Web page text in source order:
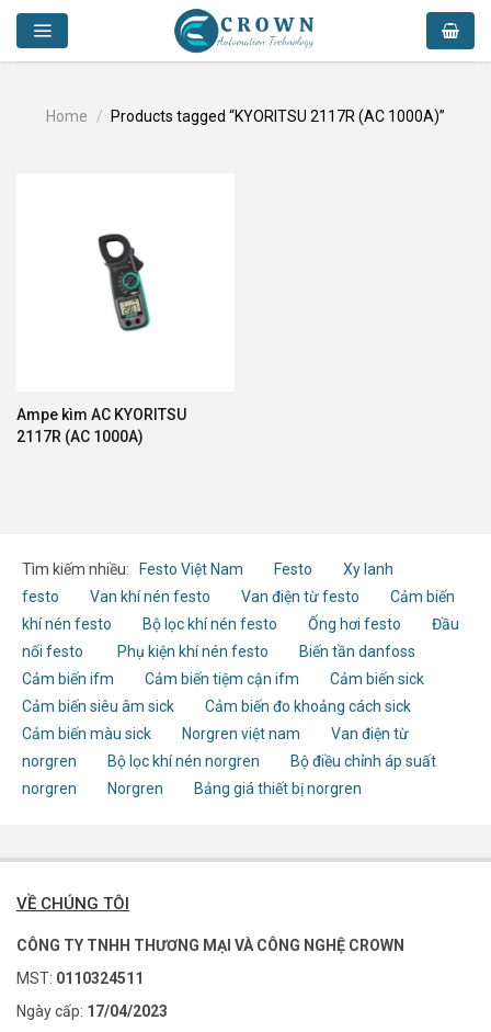
Skip
content
Home / Products tagged “KYORITSU 2117R (AC 1000A)”
Ampe kìm AC KYORITSU
2117R (AC 1000A)
Tìm kiếm nhiều: Festo Việt Nam Festo
Xy lanh
festo
Van khí nén festo Van điện từ festo
Cảm biến
khí nén festo
Bộ lọc khí nén festo Ống hơi festo
Đầu
nối festo
Phụ kiện khí nén festo
Biến tần danfoss
Cảm biến ifm
Cảm biến tiệm cận ifm
Cảm biến sick
Cảm biến siêu âm sick
Cảm biến đo khoảng cách sick
Cảm biến màu sick
Norgren việt nam
Van điện từ
norgren
Bộ lọc khí nén norgren
Bộ điều chỉnh áp suất
norgren
Norgren Bảng giá thiết bị norgren
VỀ CHÚNG TÔI
CÔNG TY TNHH THƯƠNG MẠI VÀ CÔNG NGHỆ CROWN
MST: 0110324511
Ngày cấp: 17/04/2023